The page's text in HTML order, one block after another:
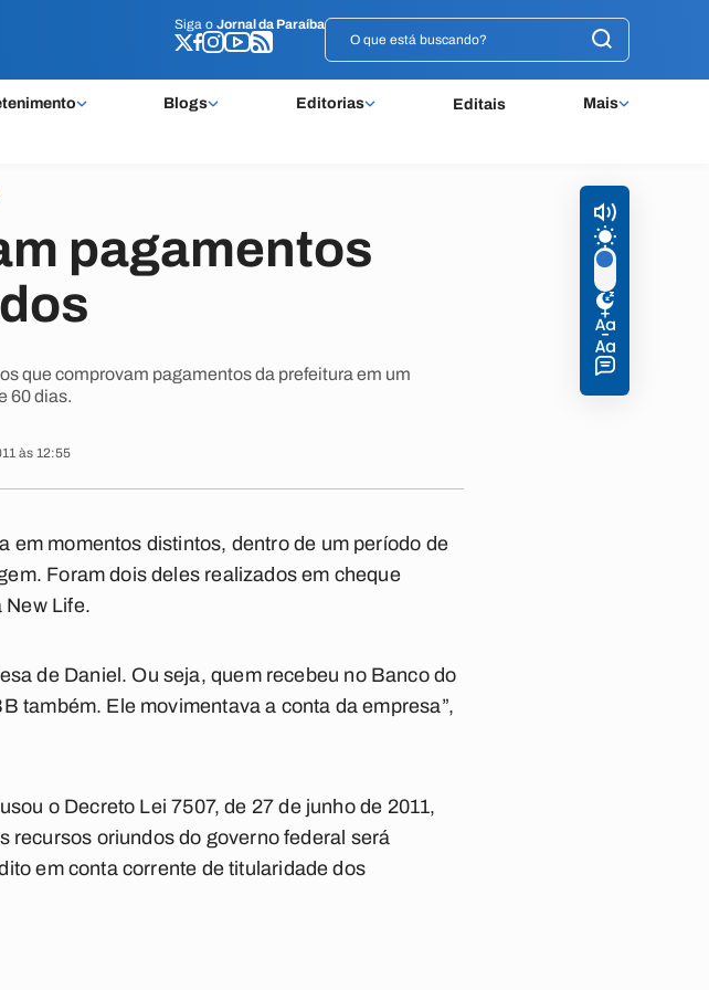
Siga o Jornal da Paraíba
Blogs Editorias Editais Mais
Siga o Jornal da Paraíba
pagamentos
que comprovam pagamentos da prefeitura em um
60 dias.
às 12:55
em momentos distintos, dentro de um período de
Foram dois deles realizados em cheque
New Life.
de Daniel. Ou seja, quem recebeu no Banco do
também. Ele movimentava a conta da empresa”,
o Decreto Lei 7507, de 27 de junho de 2011,
recursos oriundos do governo federal será
em conta corrente de titularidade dos